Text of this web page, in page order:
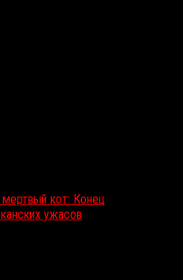
кот: Конец
ужасов